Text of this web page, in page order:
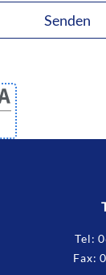
Tel:
Fax: